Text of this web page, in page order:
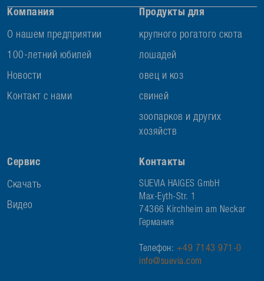
Компания
О нашем предприятии
100-летний юбилей
Новости
Контакт с нами
Продукты для
крупного рогатого скота
лошадей
овец и коз
свиней
зоопарков и других
хозяйств
Сервис
Скачать
Видео
Контакты
SUEVIA HAIGES GmbH
Max-Eyth-Str. 1
74366 Kirchheim am Neckar
Германия
Телефон: +49 7143 971-0
info@suevia.com